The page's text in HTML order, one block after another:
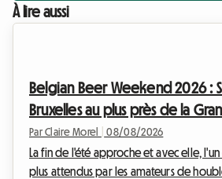
À lire aussi
Belgian Beer Weekend 2026 :
Bruxelles au plus près de la
Par Claire Morel 08/08/2026
La fin de l'été approche et avec elle,
plus attendus par les amateurs de